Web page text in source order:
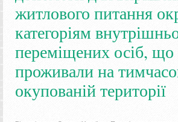
житлового питання
категоріям
переміщених осіб, що
проживали на
окупованій території